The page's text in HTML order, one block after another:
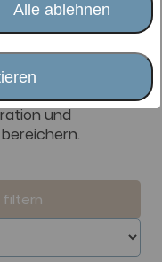
Alle ablehnen
Sorgfältig
und kleine
Sie aktuelle
und